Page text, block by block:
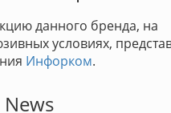
данного бренда, на
условиях,
Инфорком.
News